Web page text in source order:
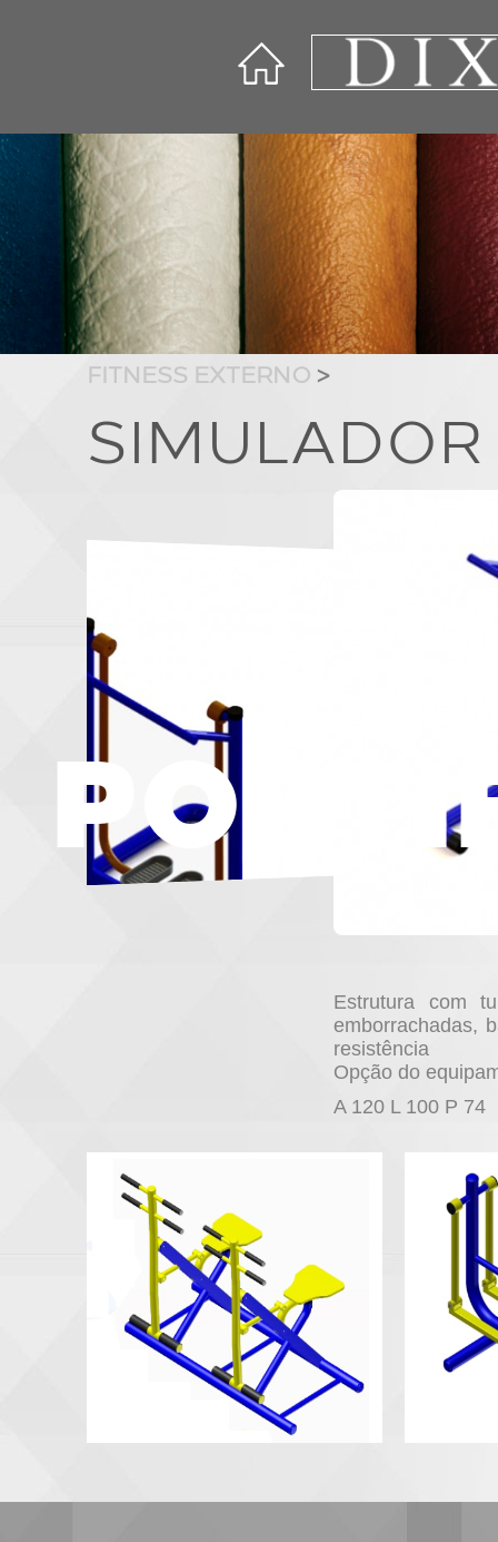
FITNESS EXTERNO >
SIMULADOR
Estrutura com
emborrachadas,
resistência
Opção do
A 120 L 100 P 74